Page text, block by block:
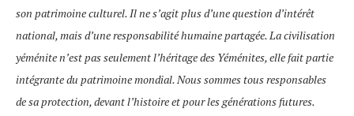
son patrimoine culturel. Il ne s’agit plus d’une question d’intérêt
national, mais d’une responsabilité humaine partagée. La civilisation
yéménite n’est pas seulement l’héritage des Yéménites, elle fait partie
intégrante du patrimoine mondial. Nous sommes tous responsables
de sa protection, devant l’histoire et pour les générations futures.